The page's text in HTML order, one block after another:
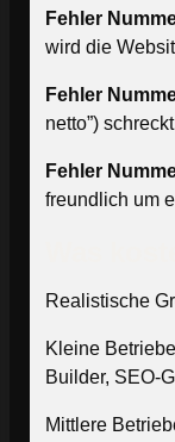
Fehler
wird die
Fehler
netto”)
Fehler
freundlich um
Realistische
Kleine
Builder, SEO-
Mittlere